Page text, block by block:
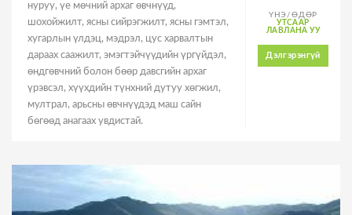
нуруу, үе мөчний архаг өвчнүүд,
шохойжилт, ясны сийрэгжилт, ясны гэмтэл,
хугарлын үлдэц, мэдрэл, цус харвалтын
дараах саажилт, эмэгтэйчүүдийн үргүйдэл,
өндгөвчний болон бөөр давсгийн архаг
үрэвсэл, хүүхдийн түнхний дутуу хөгжил,
мултрал, арьсны өвчнүүдэд маш сайн
бөгөөд анагаах увдистай.
ҮНЭ/ӨДӨР
УТСААР
ЛАВЛАНА УУ
Дэлгэрэнгүй